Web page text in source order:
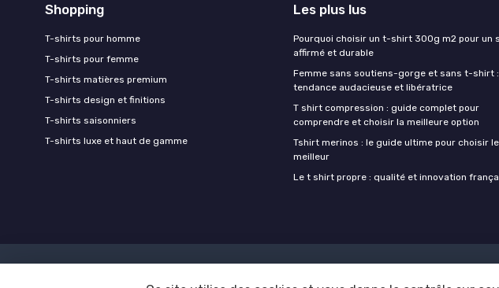
Shopping
T-shirts pour homme
T-shirts pour femme
T-shirts matières premium
T-shirts design et finitions
T-shirts saisonniers
T-shirts luxe et haut de gamme
Les plus lus
Pourquoi choisir un t-shirt 300g m2 pour un
affirmé et durable
Femme sans soutiens-gorge et sans t-shirt
tendance audacieuse et libératrice
T shirt compression : guide complet pour
comprendre et choisir la meilleure option
Tshirt merinos : le guide ultime pour choisir le
meilleur
Le t shirt propre : qualité et innovation